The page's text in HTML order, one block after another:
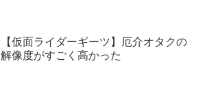
【仮面ライダーギーツ】厄介オタクの
解像度がすごく高かった